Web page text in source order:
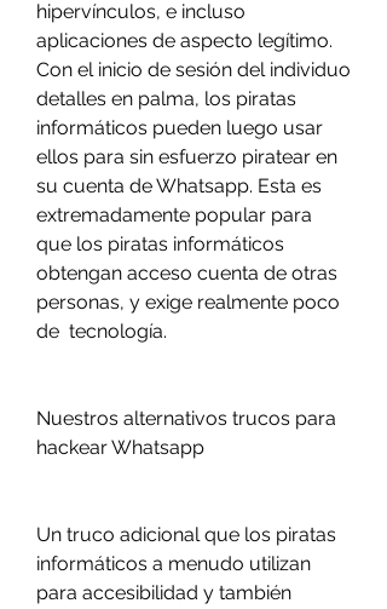
hipervínculos, e incluso
aplicaciones de aspecto legítimo.
Con el inicio de sesión del individuo
detalles en palma, los piratas
informáticos pueden luego usar
ellos para sin esfuerzo piratear en
su cuenta de Whatsapp. Esta es
extremadamente popular para
que los piratas informáticos
obtengan acceso cuenta de otras
personas, y exige realmente poco
de  tecnología.
Nuestros alternativos trucos para
hackear Whatsapp
Un truco adicional que los piratas
informáticos a menudo utilizan
para accesibilidad y también